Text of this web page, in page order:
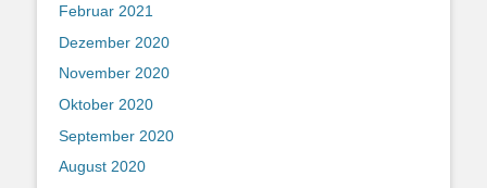
Februar 2021
Dezember 2020
November 2020
Oktober 2020
September 2020
August 2020